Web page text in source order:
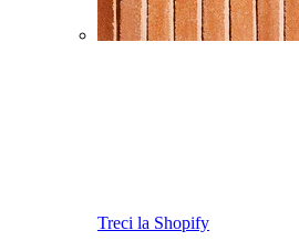
Treci la Shopify